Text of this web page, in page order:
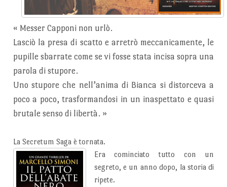
« Messer Capponi non urlò.
Lasciò la presa di scatto e arretrò meccanicamente, le
pupille sbarrate come se vi fosse stata incisa sopra una
parola di stupore.
Uno stupore che nell’anima di Bianca si distorceva a
poco a poco, trasformandosi in un inaspettato e quasi
brutale senso di libertà. »
La Secretum Saga è tornata.
Era cominciato tutto con un
segreto, e un anno dopo, la storia di
ripete.